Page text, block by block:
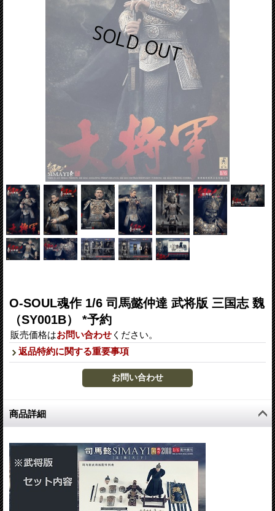
O-SOUL魂作 1/6 司馬懿仲達 武将版 三国志 魏
（SY001B） *予約
販売価格はお問い合わせ ください。
返品特約に関する重要事項
商品詳細